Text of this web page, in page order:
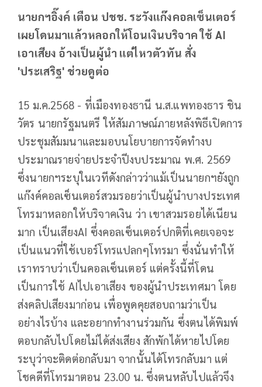
นายกฯอิ๊งค์ เตือน ปชช. ระวังแก๊งคอลเซ็นเตอร์
เผยโดนมาแล้วหลอกให้โอนเงินบริจาค ใช้ AI
เอาเสียง อ้างเป็นผู้นำ แต่ไหวตัวทัน สั่ง
'ประเสริฐ' ช่วยดูต่อ
15 ม.ค.2568 - ที่เมืองทองธานี น.ส.แพทองธาร ชิน
วัตร นายกรัฐมนตรี ให้สัมภาษณ์ภายหลังพิธีเปิดการ
ประชุมสัมมนาและมอบนโยบายการจัดทำงบ
ประมาณรายจ่ายประจำปีงบประมาณ พ.ศ. 2569
ซึ่งนายกฯระบุในเวทีดังกล่าวว่าแม้เป็นนายกฯยังถูก
แก๊งค์คอลเซ็นเตอร์สวมรอยว่าเป็นผู้นำบางประเทศ
โทรมาหลอกให้บริจาคเงิน ว่า เขาสวมรอยได้เนียน
มาก เป็นเสียงAI ซึ่งคอลเซ็นเตอร์ปกติที่เคยเจอจะ
เป็นแนวที่ใช้เบอร์โทรแปลกๆโทรมา ซึ่งนั่นทำให้
เราทราบว่าเป็นคอลเซ็นเตอร์ แต่ครั้งนี้ที่โดน
เป็นการใช้ AIไปเอาเสียง ของผู้นำประเทศมา โดย
ส่งคลิปเสียงมาก่อน เพื่อพูดคุยสอบถามว่าเป็น
อย่างไรบ้าง และอยากทำงานร่วมกัน ซึ่งตนได้พิมพ์
ตอบกลับไปโดยไม่ได้ส่งเสียง สักพักได้หายไปโดย
ระบุว่าจะติดต่อกลับมา จากนั้นได้โทรกลับมา แต่
โชคดีที่โทรมาตอน 23.00 น. ซึ่งตนหลับไปแล้วจึง